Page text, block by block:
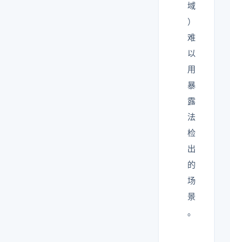
域
）
难
以
用
暴
露
法
检
出
的
场
景
。